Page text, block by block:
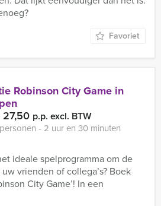
Favoriet
Robinson City Game in
p.p. excl. BTW
‐ 2 uur en 30 minuten
ideale spelprogramma om de
vrienden of collega’s? Boek
City Game’! In een